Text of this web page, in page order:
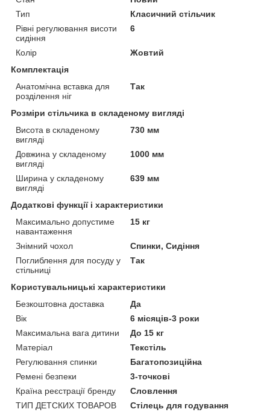
Тип
Класичний стільчик
Рівні регулювання висоти
сидіння
6
Колір
Жовтий
Комплектація
Анатомічна вставка для
розділення ніг
Так
Розміри стільчика в складеному вигляді
Висота в складеному
вигляді
730 мм
Довжина у складеному
вигляді
1000 мм
Ширина у складеному
вигляді
639 мм
Додаткові функції і характеристики
Максимально допустиме
навантаження
15 кг
Знімний чохол
Спинки, Сидіння
Поглиблення для посуду у
стільниці
Так
Користувальницькі характеристики
Безкоштовна доставка
Да
Вік
6 місяців-3 роки
Максимальна вага дитини
До 15 кг
Матеріал
Текстіль
Регулювання спинки
Багатопозиційна
Ремені безпеки
3-точкові
Країна реєстрації бренду
Словлення
ТИП ДЕТСКИХ ТОВАРОВ
Стілець для годування